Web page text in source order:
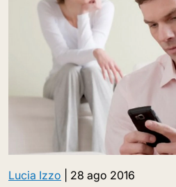
Lucia Izzo 28 ago 2016